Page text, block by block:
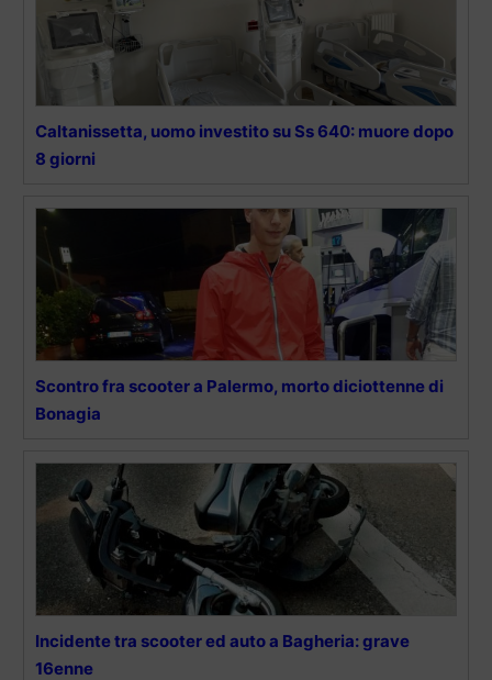
Caltanissetta, uomo investito su Ss 640: muore dopo
8 giorni
Scontro fra scooter a Palermo, morto diciottenne di
Bonagia
Incidente tra scooter ed auto a Bagheria: grave
16enne